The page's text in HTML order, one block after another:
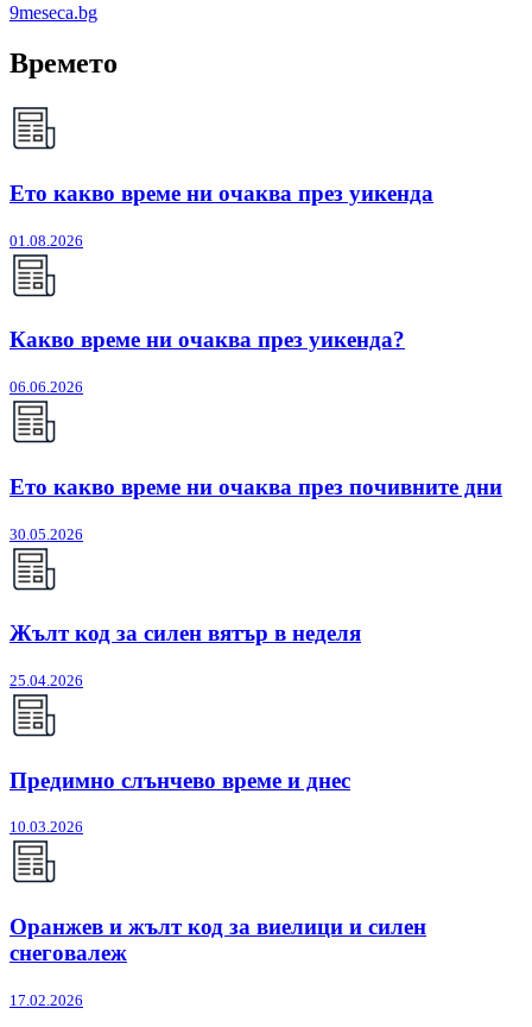
9meseca.bg
Времето
Ето какво време ни очаква през уикенда
01.08.2026
Какво време ни очаква през уикенда?
06.06.2026
Ето какво време ни очаква през почивните дни
30.05.2026
Жълт код за силен вятър в неделя
25.04.2026
Предимно слънчево време и днес
10.03.2026
Оранжев и жълт код за виелици и силен
снеговалеж
17.02.2026